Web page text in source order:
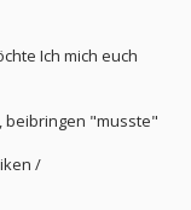
Ich mich euch
beibringen "musste"
/